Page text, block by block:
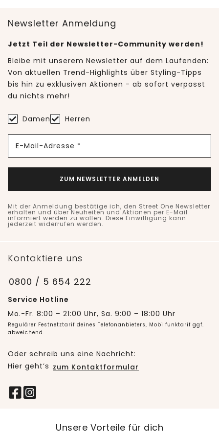
Newsletter Anmeldung
Jetzt Teil der Newsletter-Community werden!
Bleibe mit unserem Newsletter auf dem Laufenden:
Von aktuellen Trend-Highlights über Styling-Tipps
bis hin zu exklusiven Aktionen - ab sofort verpasst
du nichts mehr!
Damen Herren
E-Mail-Adresse *
ZUM NEWSLETTER ANMELDEN
Mit der Anmeldung bestätige ich, den Street One Newsletter
erhalten und über Neuheiten und Aktionen per E-Mail
informiert werden zu wollen. Diese Einwilligung kann
jederzeit widerrufen werden.
Kontaktiere uns
0800 / 5 654 222
Service Hotline
Mo.-Fr. 8:00 – 21:00 Uhr, Sa. 9:00 – 18:00 Uhr
Regulärer Festnetztarif deines Telefonanbieters, Mobilfunktarif ggf.
abweichend.
Oder schreib uns eine Nachricht:
Hier geht’s zum Kontaktformular
Unsere Vorteile für dich